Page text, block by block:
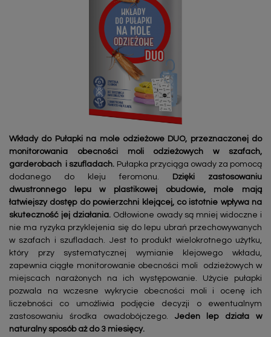
Wkłady do Pułapki na mole odzieżowe DUO, przeznaczonej do
monitorowania obecności moli odzieżowych w szafach,
garderobach i szufladach. Pułapka przyciąga owady za pomocą
dodanego do kleju feromonu.
Dzięki zastosowaniu
dwustronnego lepu w plastikowej obudowie, mole mają
łatwiejszy dostęp do powierzchni klejącej, co istotnie wpływa na
skuteczność jej działania.Odłowione owady są mniej widoczne i
nie ma ryzyka przyklejenia się do lepu ubrań przechowywanych
w szafach i szufladach. Jest to produkt wielokrotnego użytku,
który przy systematycznej wymianie klejowego wkładu,
zapewnia ciągłe monitorowanie obecności moli odzieżowych w
miejscach narażonych na ich występowanie. Użycie pułapki
pozwala na wczesne wykrycie obecności moli i ocenę ich
liczebności co umożliwia podjęcie decyzji o ewentualnym
zastosowaniu środka owadobójczego. Jeden lep działa w
naturalny sposób aż do 3 miesięcy.